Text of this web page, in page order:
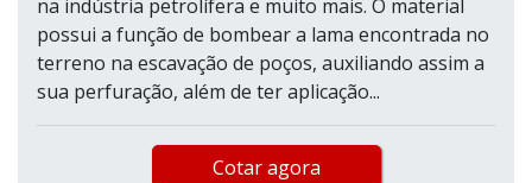
na indústria petrolífera e muito mais. O material
possui a função de bombear a lama encontrada no
terreno na escavação de poços, auxiliando assim a
sua perfuração, além de ter aplicação...
Cotar agora